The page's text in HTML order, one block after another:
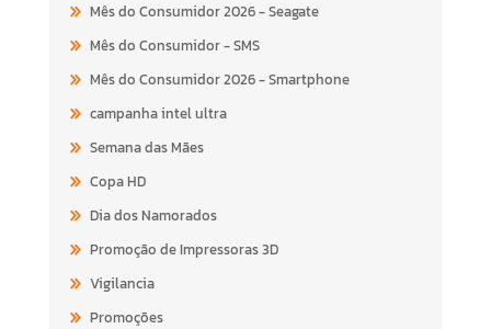
Mês do Consumidor 2026 - Seagate
Mês do Consumidor - SMS
Mês do Consumidor 2026 - Smartphone
campanha intel ultra
Semana das Mães
Copa HD
Dia dos Namorados
Promoção de Impressoras 3D
Vigilancia
Promoções